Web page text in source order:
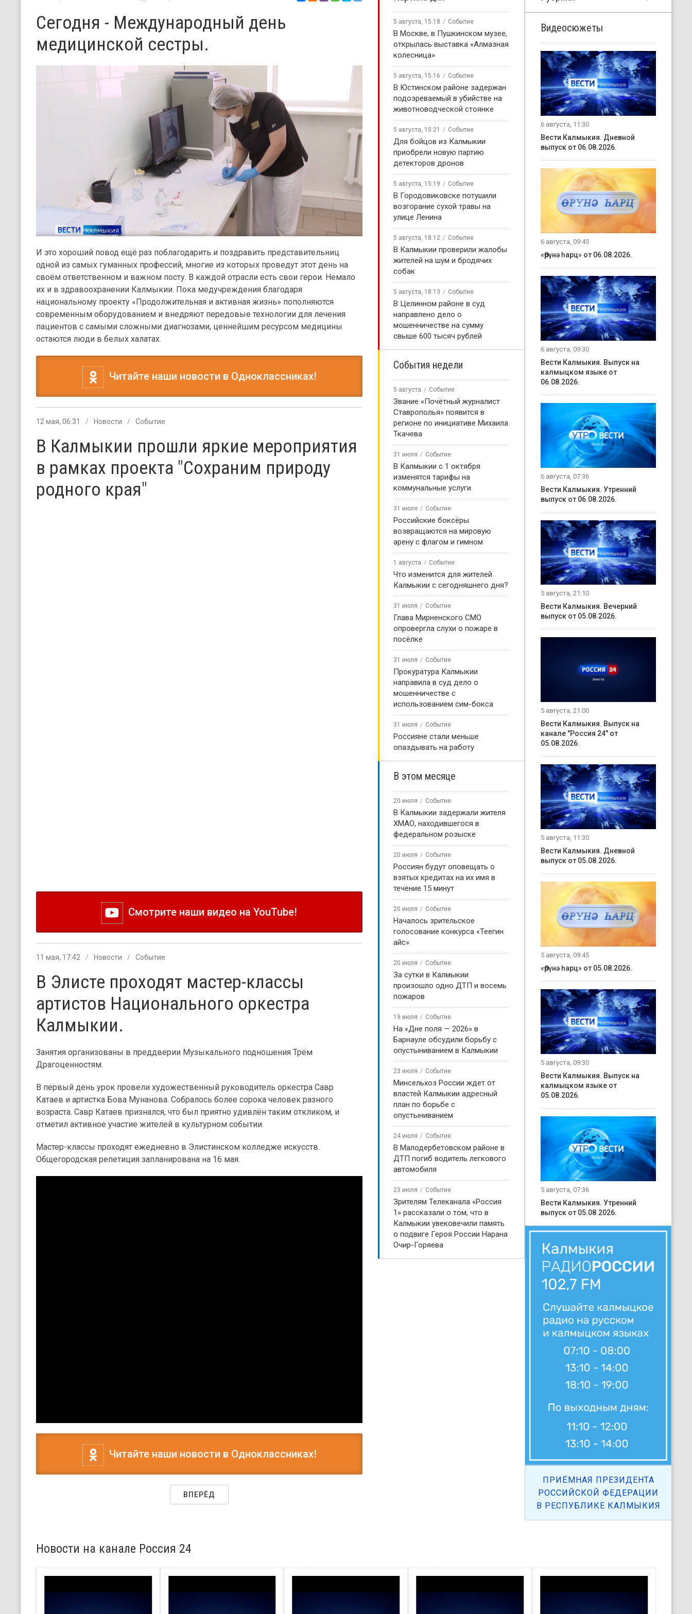
Сегодня - Международный день
медицинской сестры.
И это хороший повод ещё раз поблагодарить и поздравить представительниц
одной из самых гуманных профессий, многие из которых проведут этот день на
своём ответственном и важном посту. В каждой отрасли есть свои герои. Немало
их и в здравоохранении Калмыкии. Пока медучреждения благодаря
национальному проекту «Продолжительная и активная жизнь» пополняются
современным оборудованием и внедряют передовые технологии для лечения
пациентов с самыми сложными диагнозами, ценнейшим ресурсом медицины
остаются люди в белых халатах.
Читайте наши новости в Одноклассниках!
12 мая, 06:31 Новости Событие
В Калмыкии прошли яркие мероприятия
в рамках проекта "Сохраним природу
родного края"
Смотрите наши видео на YouTube!
11 мая, 17:42 Новости Событие
В Элисте проходят мастер-классы
артистов Национального оркестра
Калмыкии.
Занятия организованы в преддверии Музыкального подношения Трём
Драгоценностям.
В первый день урок провели художественный руководитель оркестра Савр
Катаев и артистка Бова Мунанова. Собралось более сорока человек разного
возраста. Савр Катаев признался, что был приятно удивлён таким откликом, и
отметил активное участие жителей в культурном событии.
Мастер-классы проходят ежедневно в Элистинском колледже искусств.
Общегородская репетиция запланирована на 16 мая.
Читайте наши новости в Одноклассниках!
ВПЕРЁД
5 августа, 15:18 Событие
В Москве, в Пушкинском музее,
открылась выставка «Алмазная
колесница»
5 августа, 15:16 Событие
В Юстинском районе задержан
подозреваемый в убийстве на
животноводческой стоянке
5 августа, 15:21 Событие
Для бойцов из Калмыкии
приобрели новую партию
детекторов дронов
5 августа, 15:19 Событие
В Городовиковске потушили
возгорание сухой травы на
улице Ленина
5 августа, 18:12 Событие
В Калмыкии проверили жалобы
жителей на шум и бродячих
собак
5 августа, 18:13 Событие
В Целинном районе в суд
направлено дело о
мошенничестве на сумму
свыше 600 тысяч рублей
События недели
5 августа Событие
Звание «Почётный журналист
Ставрополья» появится в
регионе по инициативе Михаила
Ткачева
31 июля Событие
В Калмыкии с 1 октября
изменятся тарифы на
коммунальные услуги
31 июля Событие
Российские боксёры
возвращаются на мировую
арену с флагом и гимном
1 августа Событие
Что изменится для жителей
Калмыкии с сегодняшнего дня?
31 июля Событие
Глава Мирненского СМО
опровергла слухи о пожаре в
посёлке
31 июля Событие
Прокуратура Калмыкии
направила в суд дело о
мошенничестве с
использованием сим-бокса
31 июля Событие
Россияне стали меньше
опаздывать на работу
В этом месяце
20 июля Событие
В Калмыкии задержали жителя
ХМАО, находившегося в
федеральном розыске
20 июля Событие
Россиян будут оповещать о
взятых кредитах на их имя в
течение 15 минут
20 июля Событие
Началось зрительское
голосование конкурса «Теегин
айс»
20 июля Событие
За сутки в Калмыкии
произошло одно ДТП и восемь
пожаров
19 июля Событие
На «Дне поля — 2026» в
Барнауле обсудили борьбу с
опустыниванием в Калмыкии
23 июля Событие
Минсельхоз России ждет от
властей Калмыкии адресный
план по борьбе с
опустыниванием
24 июля Событие
В Малодербетовском районе в
ДТП погиб водитель легкового
автомобиля
23 июля Событие
Зрителям Телеканала «Россия
1» рассказали о том, что в
Калмыкии увековечили память
о подвиге Героя России Нарана
Очир-Горяева
Видеосюжеты
6 августа, 11:30
Вести Калмыкия. Дневной
выпуск от 06.08.2026.
6 августа, 09:45
«Өрүнә һарц» от 06.08.2026.
6 августа, 09:30
Вести Калмыкия. Выпуск на
калмыцком языке от
06.08.2026.
6 августа, 07:36
Вести Калмыкия. Утренний
выпуск от 06.08.2026.
5 августа, 21:10
Вести Калмыкия. Вечерний
выпуск от 05.08.2026.
5 августа, 21:00
Вести Калмыкия. Выпуск на
канале "Россия 24" от
05.08.2026.
5 августа, 11:30
Вести Калмыкия. Дневной
выпуск от 05.08.2026.
5 августа, 09:45
«Өрүнә һарц» от 05.08.2026.
5 августа, 09:30
Вести Калмыкия. Выпуск на
калмыцком языке от
05.08.2026.
5 августа, 07:36
Вести Калмыкия. Утренний
выпуск от 05.08.2026.
ПРИЁМНАЯ ПРЕЗИДЕНТА
РОССИЙСКОЙ ФЕДЕРАЦИИ
В РЕСПУБЛИКЕ КАЛМЫКИЯ
Новости на канале Россия 24